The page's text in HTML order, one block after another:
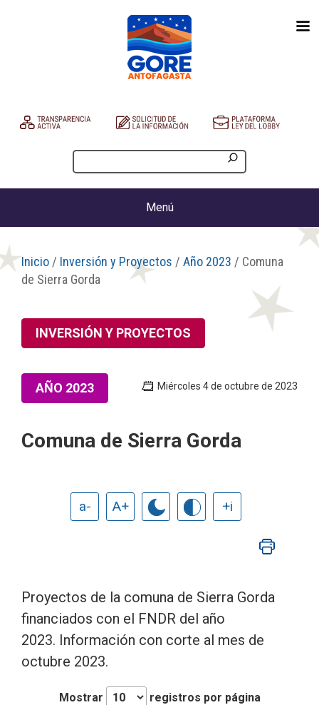
Menú
Inicio / Inversión y Proyectos / Año 2023 / Comuna
de Sierra Gorda
INVERSIÓN Y PROYECTOS
AÑO 2023 Miércoles 4 de octubre de 2023
Comuna de Sierra Gorda
a- A+ +i
Proyectos de la comuna de Sierra Gorda
financiados con el FNDR del año
2023. Información con corte al mes de
octubre 2023.
Mostrar registros por página